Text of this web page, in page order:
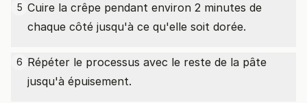
5 Cuire la crêpe pendant environ 2 minutes de
chaque côté jusqu'à ce qu'elle soit dorée.
6 Répéter le processus avec le reste de la pâte
jusqu'à épuisement.